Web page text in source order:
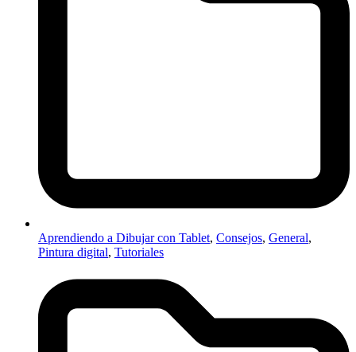
Aprendiendo a Dibujar con Tablet, Consejos, General,
Pintura digital, Tutoriales